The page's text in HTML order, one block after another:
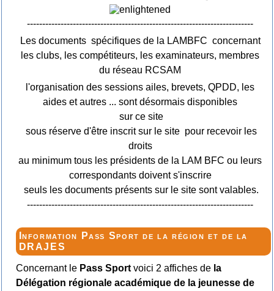
--------------------------------------------------------------------------
Les documents spécifiques de la LAMBFC concernant
les clubs, les compétiteurs, les examinateurs, membres
du réseau RCSAM
l'organisation des sessions ailes, brevets, QPDD, les
aides et autres ... sont désormais disponibles
sur ce site
sous réserve d'être inscrit sur le site pour recevoir les
droits
au minimum tous les présidents de la LAM BFC ou leurs
correspondants doivent s'inscrire
seuls les documents présents sur le site sont valables.
--------------------------------------------------------------------------
Information Pass Sport de la région et de la
DRAJES
Concernant lePass Sportvoici 2 affiches dela
Délégation régionale académique de la jeunesse de